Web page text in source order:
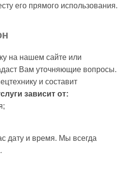
его прямого использования.
на нашем сайте или
Вам уточняющие вопросы.
и составит
зависит от:
дату и время. Мы всегда